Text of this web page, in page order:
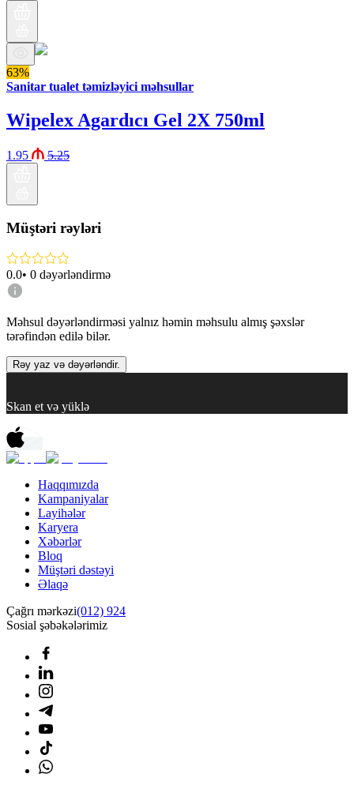
63%
Sanitar tualet təmizləyici məhsullar
Wipelex Agardıcı Gel 2X 750ml
1.95 5.25
Müştəri rəyləri
0.0• 0 dəyərləndirmə
Məhsul dəyərləndirməsi yalnız həmin məhsulu almış şəxslər
tərəfindən edilə bilər.
Rəy yaz və dəyərləndir.
Skan et və yüklə
Haqqımızda
Kampaniyalar
Layihələr
Karyera
Xəbərlər
Bloq
Müştəri dəstəyi
Əlaqə
Çağrı mərkəzi(012) 924
Sosial şəbəkələrimiz